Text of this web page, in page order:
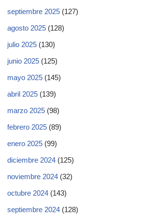
septiembre 2025 (127)
agosto 2025 (128)
julio 2025 (130)
junio 2025 (125)
mayo 2025 (145)
abril 2025 (139)
marzo 2025 (98)
febrero 2025 (89)
enero 2025 (99)
diciembre 2024 (125)
noviembre 2024 (32)
octubre 2024 (143)
septiembre 2024 (128)